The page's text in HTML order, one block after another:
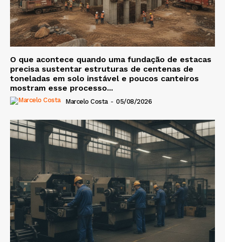
O que acontece quando uma fundação de estacas
precisa sustentar estruturas de centenas de
toneladas em solo instável e poucos canteiros
mostram esse processo...
Marcelo Costa - 05/08/2026